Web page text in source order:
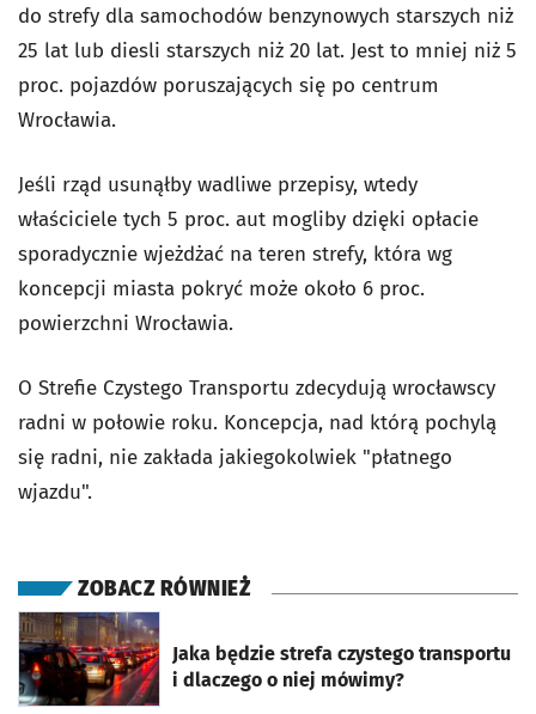
do strefy dla samochodów benzynowych starszych niż
25 lat lub diesli starszych niż 20 lat. Jest to mniej niż 5
proc. pojazdów poruszających się po centrum
Wrocławia.
Jeśli rząd usunąłby wadliwe przepisy, wtedy
właściciele tych 5 proc. aut mogliby dzięki opłacie
sporadycznie wjeżdżać na teren strefy, która wg
koncepcji miasta pokryć może około 6 proc.
powierzchni Wrocławia.
O Strefie Czystego Transportu zdecydują wrocławscy
radni w połowie roku. Koncepcja, nad którą pochylą
się radni, nie zakłada jakiegokolwiek "płatnego
wjazdu".
ZOBACZ RÓWNIEŻ
Jaka będzie strefa czystego transportu
i dlaczego o niej mówimy?
otworzy się w nowej karcie